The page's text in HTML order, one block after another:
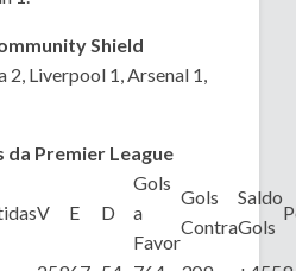
Shield
2, Liverpool 1, Arsenal 1,
da Premier League
V E D
Gols
a
Favor
Gols
Contra
Saldo
Gols